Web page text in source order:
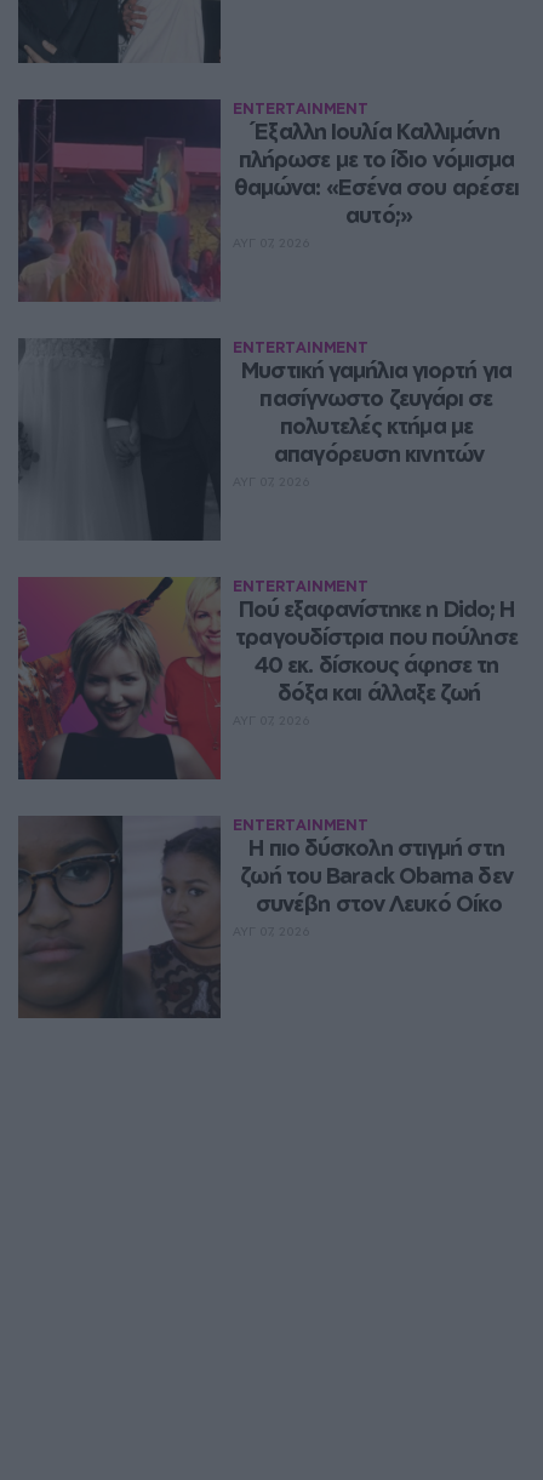
ENTERTAINMENT
Έξαλλη Ιουλία Καλλιμάνη
πλήρωσε με το ίδιο νόμισμα
θαμώνα: «Εσένα σου αρέσει
αυτό;»
ENTERTAINMENT
Μυστική γαμήλια γιορτή για
πασίγνωστο ζευγάρι σε
πολυτελές κτήμα με
απαγόρευση κινητών
ENTERTAINMENT
Πού εξαφανίστηκε η Dido; Η
τραγουδίστρια που πούλησε
40 εκ. δίσκους άφησε τη
δόξα και άλλαξε ζωή
ENTERTAINMENT
Η πιο δύσκολη στιγμή στη
ζωή του Barack Obama δεν
συνέβη στον Λευκό Οίκο